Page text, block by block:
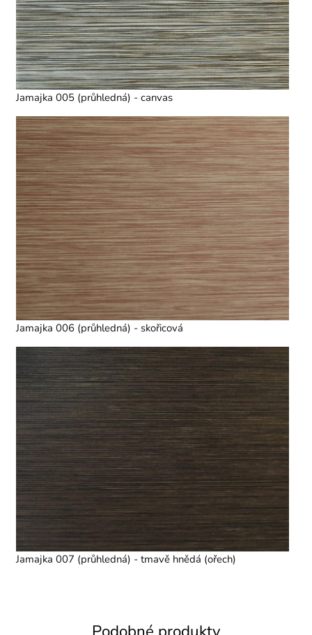
Jamajka 005 (průhledná) - canvas
Jamajka 006 (průhledná) - skořicová
Jamajka 007 (průhledná) - tmavě hnědá (ořech)